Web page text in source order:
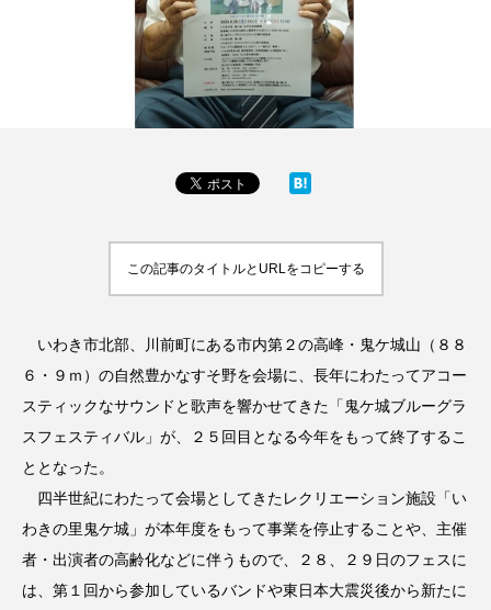
この記事のタイトルとURLをコピーする
いわき市北部、川前町にある市内第２の高峰・鬼ケ城山（８８
６・９ｍ）の自然豊かなすそ野を会場に、長年にわたってアコー
スティックなサウンドと歌声を響かせてきた「鬼ケ城ブルーグラ
スフェスティバル」が、２５回目となる今年をもって終了するこ
ととなった。
四半世紀にわたって会場としてきたレクリエーション施設「い
わきの里鬼ケ城」が本年度をもって事業を停止することや、主催
者・出演者の高齢化などに伴うもので、２８、２９日のフェスに
は、第１回から参加しているバンドや東日本大震災後から新たに